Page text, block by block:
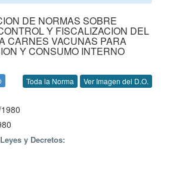
DE NORMAS SOBRE
Y FISCALIZACION DEL
CARNES VACUNAS PARA
Y CONSUMO INTERNO
Toda la Norma Ver Imagen del D.O.
y Decretos: